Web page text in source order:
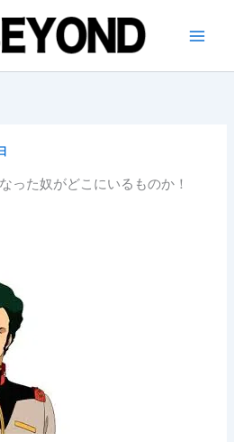
った奴がどこにいるものか！